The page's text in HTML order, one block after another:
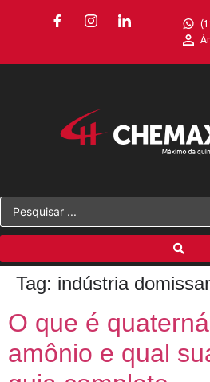
Tag: indústria
O que é
amônio e qual